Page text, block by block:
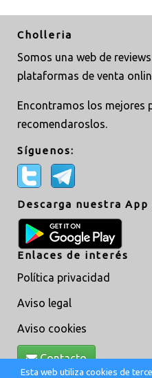
Cholleria
Somos una web de
plataformas de venta
Encontramos los mejores
recomendaroslos.
Síguenos:
Descarga nuestra App
Enlaces de interés
Política privacidad
Aviso legal
Aviso cookies
Contacto
Esta web utiliza cookies de